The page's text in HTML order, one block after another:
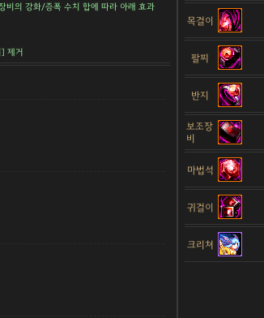
비의 강화/증폭 수치 합에 따라 아래 효과
제거
목걸이
팔찌
반지
보조장
비
마법석
귀걸이
크리쳐